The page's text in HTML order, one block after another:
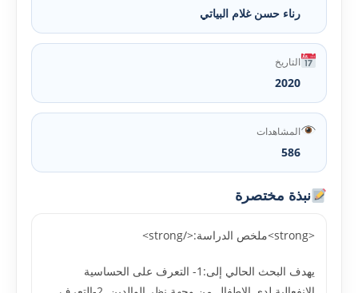
رناء حسن غلام البياتي
التاريخ
2020
المشاهدات
586
نبذة مختصرة
<strong>ملخص الدراسة:</strong>
يهدف البحث الحالي إلى:1- التعرف على الحساسية